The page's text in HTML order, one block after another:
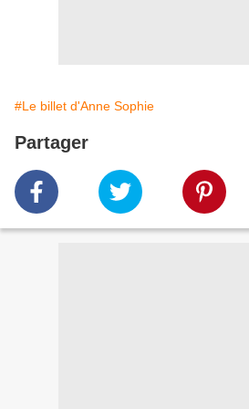
#Le billet d'Anne Sophie
Partager